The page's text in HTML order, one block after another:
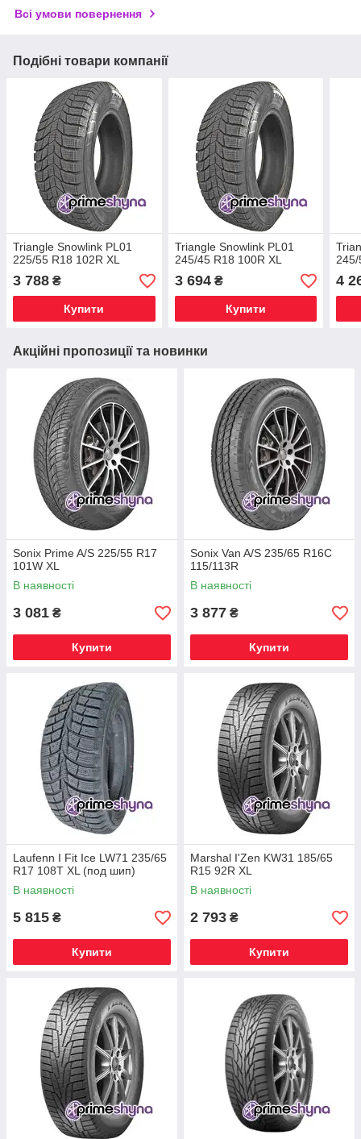
Всі умови повернення
Подібні товари компанії
Triangle Snowlink PL01
225/55 R18 102R XL
3 788 ₴
Купити
Triangle Snowlink PL01
245/45 R18 100R XL
3 694₴
Купити
245/
4
Акційні пропозиції та новинки
Sonix Prime A/S 225/55 R17
101W XL
В наявності
3 081 ₴
Купити
Sonix Van A/S 235/65 R16C
115/113R
В наявності
3 877 ₴
Купити
Laufenn I Fit Ice LW71 235/65
R17 108T XL (под шип)
В наявності
5 815 ₴
Купити
Marshal I'Zen KW31 185/65
R15 92R XL
В наявності
2 793 ₴
Купити